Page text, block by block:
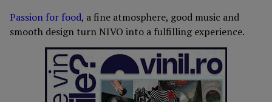
Passion for food, a fine atmosphere, good music and
smooth design turn NIVO into a fulfilling experience.